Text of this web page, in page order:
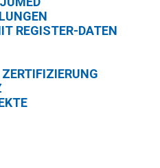
REGISTER-DATEN